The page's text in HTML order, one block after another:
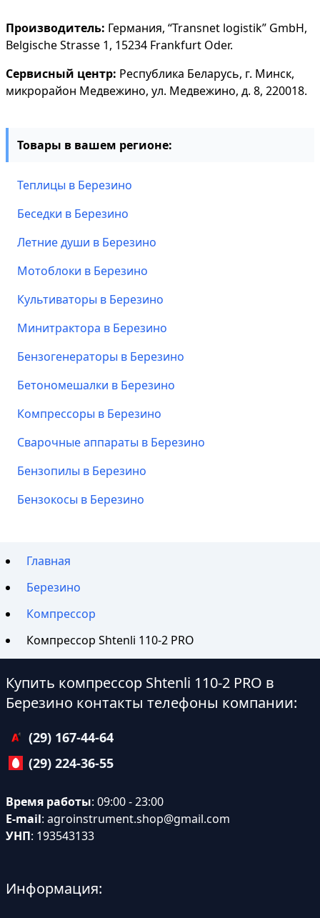
Производитель: Германия, “Transnet logistik” GmbH,
Belgische Strasse 1, 15234 Frankfurt Oder.
Сервисный центр: Республика Беларусь, г. Минск,
микрорайон Медвежино, ул. Медвежино, д. 8, 220018.
Товары в вашем регионе:
Теплицы в Березино
Беседки в Березино
Летние души в Березино
Мотоблоки в Березино
Культиваторы в Березино
Минитрактора в Березино
Бензогенераторы в Березино
Бетономешалки в Березино
Компрессоры в Березино
Сварочные аппараты в Березино
Бензопилы в Березино
Бензокосы в Березино
Главная
Березино
Компрессор
Компрессор Shtenli 110-2 PRO
Купить компрессор Shtenli 110-2 PRO в
Березино контакты телефоны компании:
(29) 167-44-64
(29) 224-36-55
Время работы: 09:00 - 23:00
E-mail: agroinstrument.shop@gmail.com
УНП: 193543133
Информация: